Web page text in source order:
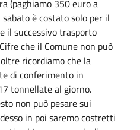
(paghiamo 350 euro a
è costato solo per il
il successivo trasporto
che il Comune non può
ricordiamo che la
di conferimento in
tonnellate al giorno.
non può pesare sui
in poi saremo costretti